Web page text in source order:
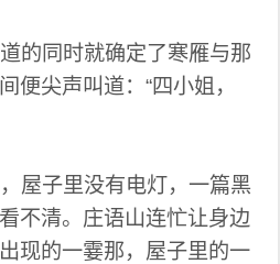
的同时就确定了寒雁与那
便尖声叫道：“四小姐，
屋子里没有电灯，一篇黑
不清。庄语山连忙让身边
现的一霎那，屋子里的一